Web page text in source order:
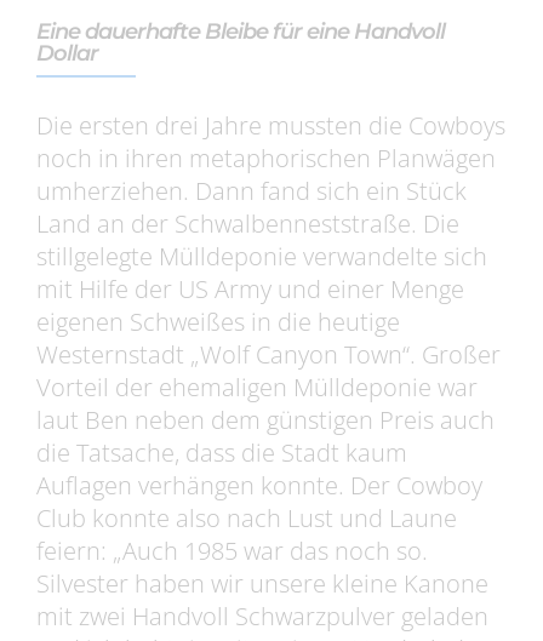
Eine dauerhafte Bleibe für eine Handvoll
Dollar
Die ersten drei Jahre mussten die Cowboys
noch in ihren metaphorischen Planwägen
umherziehen. Dann fand sich ein Stück
Land an der Schwalbenneststraße. Die
stillgelegte Mülldeponie verwandelte sich
mit Hilfe der US Army und einer Menge
eigenen Schweißes in die heutige
Westernstadt „Wolf Canyon Town“. Großer
Vorteil der ehemaligen Mülldeponie war
laut Ben neben dem günstigen Preis auch
die Tatsache, dass die Stadt kaum
Auflagen verhängen konnte. Der Cowboy
Club konnte also nach Lust und Laune
feiern: „Auch 1985 war das noch so.
Silvester haben wir unsere kleine Kanone
mit zwei Handvoll Schwarzpulver geladen